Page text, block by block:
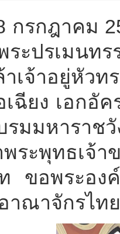
กรกฎาคม
ระปรเมนท
าเจ้าอยู่หัว
ฉียง เอกอั
รมมหาราช
ระพุทธเจ้า
ขอพระอง
าณาจักรไท